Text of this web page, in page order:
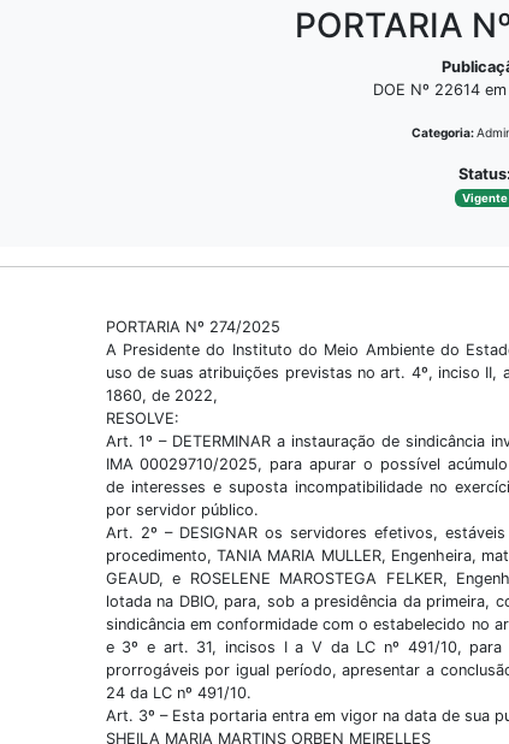
PORTARIA
DOE Nº 22614
Categoria:
Status:
Vigente
PORTARIA Nº 274/2025
A Presidente do Instituto do Meio Ambiente do
uso de suas atribuições previstas no art. 4º, inciso II,
1860, de 2022,
RESOLVE:
Art. 1º – DETERMINAR a instauração de sindicância
IMA 00029710/2025, para apurar o possível
de interesses e suposta incompatibilidade no
por servidor público.
Art. 2º – DESIGNAR os servidores efetivos,
procedimento, TANIA MARIA MULLER, Engenheira,
GEAUD, e ROSELENE MAROSTEGA FELKER,
lotada na DBIO, para, sob a presidência da primeira,
sindicância em conformidade com o estabelecido no
e 3º e art. 31, incisos I a V da LC nº 491/10,
prorrogáveis por igual período, apresentar a
24 da LC nº 491/10.
Art. 3º – Esta portaria entra em vigor na data de sua
SHEILA MARIA MARTINS ORBEN MEIRELLES